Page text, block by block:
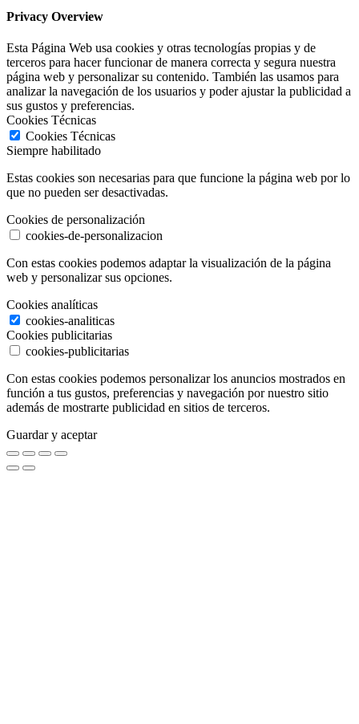
Privacy Overview
Esta Página Web usa cookies y otras tecnologías propias y de
terceros para hacer funcionar de manera correcta y segura nuestra
página web y personalizar su contenido. También las usamos para
analizar la navegación de los usuarios y poder ajustar la publicidad a
sus gustos y preferencias.
Cookies Técnicas
Cookies Técnicas
Siempre habilitado
Estas cookies son necesarias para que funcione la página web por lo
que no pueden ser desactivadas.
Cookies de personalización
cookies-de-personalizacion
Con estas cookies podemos adaptar la visualización de la página
web y personalizar sus opciones.
Cookies analíticas
cookies-analiticas
Cookies publicitarias
cookies-publicitarias
Con estas cookies podemos personalizar los anuncios mostrados en
función a tus gustos, preferencias y navegación por nuestro sitio
además de mostrarte publicidad en sitios de terceros.
Guardar y aceptar